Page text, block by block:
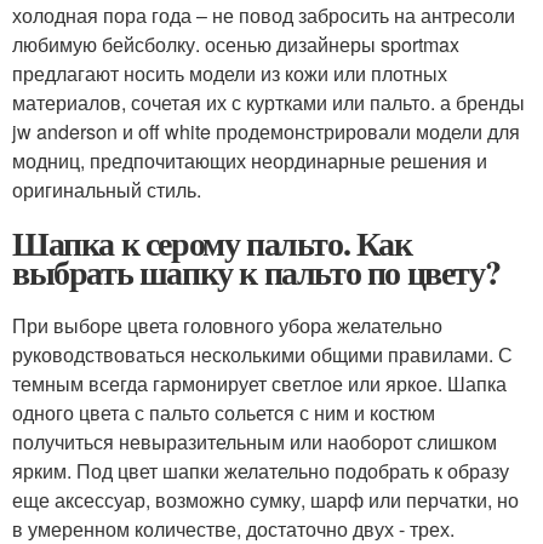
холодная пора года – не повод забросить на антресоли
любимую бейсболку. осенью дизайнеры sportmax
предлагают носить модели из кожи или плотных
материалов, сочетая их с куртками или пальто. а бренды
jw anderson и off white продемонстрировали модели для
модниц, предпочитающих неординарные решения и
оригинальный стиль.
Шапка к серому пальто. Как
выбрать шапку к пальто по цвету?
При выборе цвета головного убора желательно
руководствоваться несколькими общими правилами. С
темным всегда гармонирует светлое или яркое. Шапка
одного цвета с пальто сольется с ним и костюм
получиться невыразительным или наоборот слишком
ярким. Под цвет шапки желательно подобрать к образу
еще аксессуар, возможно сумку, шарф или перчатки, но
в умеренном количестве, достаточно двух - трех.